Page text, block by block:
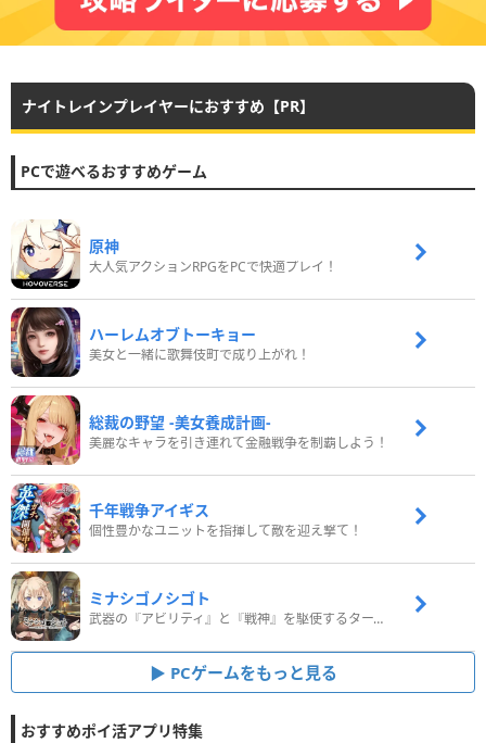
ナイトレインプレイヤーにおすすめ【PR】
PCで遊べるおすすめゲーム
原神
大人気アクションRPGをPCで快適プレイ！
ハーレムオブトーキョー
美女と一緒に歌舞伎町で成り上がれ！
総裁の野望 -美女養成計画-
美麗なキャラを引き連れて金融戦争を制覇しよう！
千年戦争アイギス
個性豊かなユニットを指揮して敵を迎え撃て！
ミナシゴノシゴト
武器の『アビリティ』と『戦神』を駆使するターン制コマンドバトルRPG！
PCゲームをもっと見る
おすすめポイ活アプリ特集